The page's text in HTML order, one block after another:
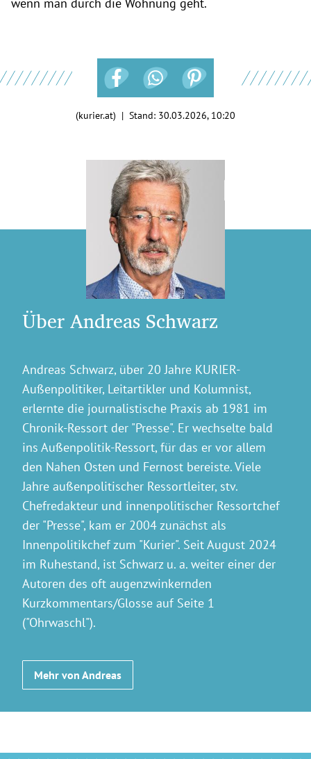
(kurier.at) | Stand: 30.03.2026, 10:20
Über Andreas Schwarz
Andreas Schwarz, über 20 Jahre KURIER-
Außenpolitiker, Leitartikler und Kolumnist,
erlernte die journalistische Praxis ab 1981 im
Chronik-Ressort der "Presse". Er wechselte bald
ins Außenpolitik-Ressort, für das er vor allem
den Nahen Osten und Fernost bereiste. Viele
Jahre außenpolitischer Ressortleiter, stv.
Chefredakteur und innenpolitischer Ressortchef
der "Presse", kam er 2004 zunächst als
Innenpolitikchef zum "Kurier". Seit August 2024
im Ruhestand, ist Schwarz u. a. weiter einer der
Autoren des oft augenzwinkernden
Kurzkommentars/Glosse auf Seite 1
("Ohrwaschl").
Mehr von Andreas